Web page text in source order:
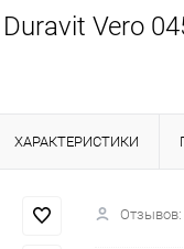
Vero
ХАРАКТЕРИСТИКИ
Отзывов: